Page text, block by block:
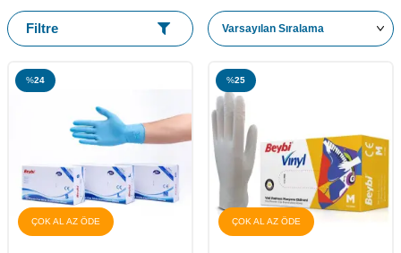
Filtre
%24
ÇOK AL AZ ÖDE
%25
ÇOK AL AZ ÖDE